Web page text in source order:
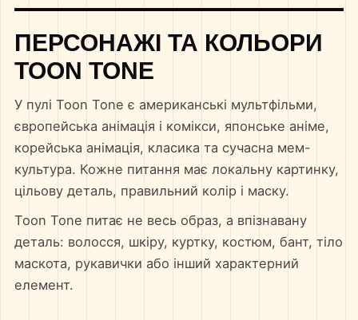
ПЕРСОНАЖІ ТА КОЛЬОРИ
TOON TONE
У пулі Toon Tone є американські мультфільми,
європейська анімація і комікси, японське аніме,
корейська анімація, класика та сучасна мем-
культура. Кожне питання має локальну картинку,
цільову деталь, правильний колір і маску.
Toon Tone питає не весь образ, а впізнавану
деталь: волосся, шкіру, куртку, костюм, бант, тіло
маскота, рукавички або інший характерний
елемент.